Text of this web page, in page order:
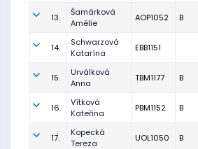
13.
Šamárková
Amélie
AOP1052 B
14.
Schwarzová
Katarína
EBB1151
15.
Urválková
Anna
TBM1177 B
16.
Vítková
Kateřina
PBM1152 B
17.
Kopecká
Tereza
UOL1050 B